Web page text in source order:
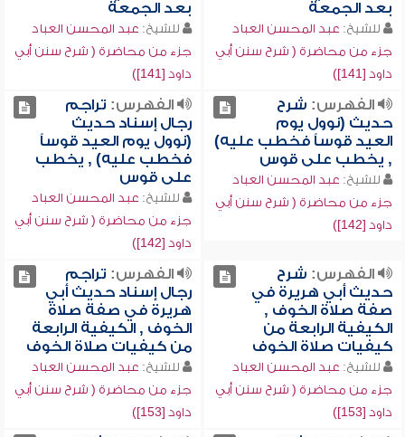
بعد الجمعة
للشيخ: عبد المحسن العباد
جزء من محاضرة ( شرح سنن أبي
داود [141])
بعد الجمعة
للشيخ: عبد المحسن العباد
جزء من محاضرة ( شرح سنن أبي
داود [141])
الفهرس: شرح
حديث (نوول يوم
العيد قوساً فخطب عليه)
, يخطب على قوس
للشيخ: عبد المحسن العباد
جزء من محاضرة ( شرح سنن أبي
داود [142])
الفهرس: تراجم
رجال إسناد حديث
(نوول يوم العيد قوساً
فخطب عليه) , يخطب
على قوس
للشيخ: عبد المحسن العباد
جزء من محاضرة ( شرح سنن أبي
داود [142])
الفهرس: شرح
حديث أبي هريرة في
صفة صلاة الخوف ,
الكيفية الرابعة من
كيفيات صلاة الخوف
للشيخ: عبد المحسن العباد
جزء من محاضرة ( شرح سنن أبي
داود [153])
الفهرس: تراجم
رجال إسناد حديث أبي
هريرة في صفة صلاة
الخوف , الكيفية الرابعة
من كيفيات صلاة الخوف
للشيخ: عبد المحسن العباد
جزء من محاضرة ( شرح سنن أبي
داود [153])